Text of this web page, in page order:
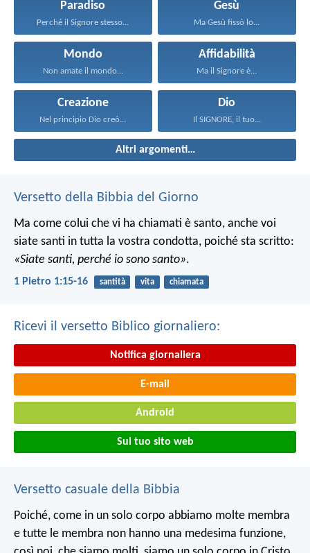
Paradiso
Perché il Signore stesso...
Gesù
Ma Gesù fissò lo...
Mondo
Non amate il mondo...
Affidabilità
Ma il Signore è...
Creazione
Nel principio Dio creò...
Dio
Il SIGNORE, il tuo...
Altri argomenti…
Versetto della Bibbia del Giorno
Ma come colui che vi ha chiamati è santo, anche voi
siate santi in tutta la vostra condotta, poiché sta scritto:
«Siate santi, perché io sono santo».
1 Pietro 1:15-16 santità vita chiamata
Ricevi il versetto Biblico giornaliero:
Notifica giornaliera
E-mail
Android
Sul tuo sito web
Versetto casuale della Bibbia
Poiché, come in un solo corpo abbiamo molte membra
e tutte le membra non hanno una medesima funzione,